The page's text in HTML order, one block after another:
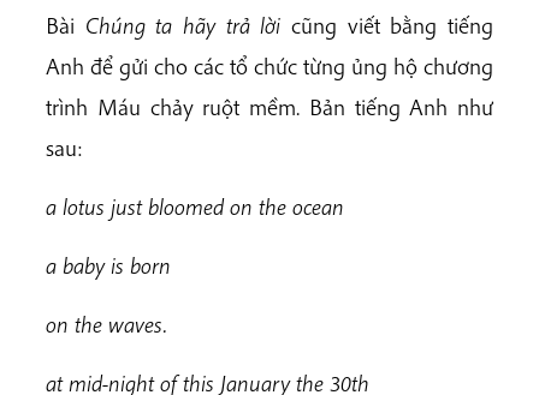
Bài Chúng ta hãy trả lờicũng viết bằng tiếng
Anh để gửi cho các tổ chức từng ủng hộ chương
trình Máu chảy ruột mềm. Bản tiếng Anh như
sau:
a lotus just bloomed on the ocean
a baby is born
on the waves.
at mid-night of this January the 30th